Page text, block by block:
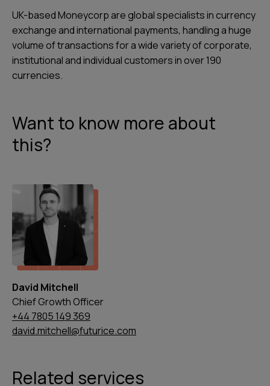
UK-based Moneycorp are global specialists in currency
exchange and international payments, handling a huge
volume of transactions for a wide variety of corporate,
institutional and individual customers in over 190
currencies.
Want to know more about
this?
David Mitchell
Chief Growth Officer
+44 7805 149 369
david.mitchell@futurice.com
Related services